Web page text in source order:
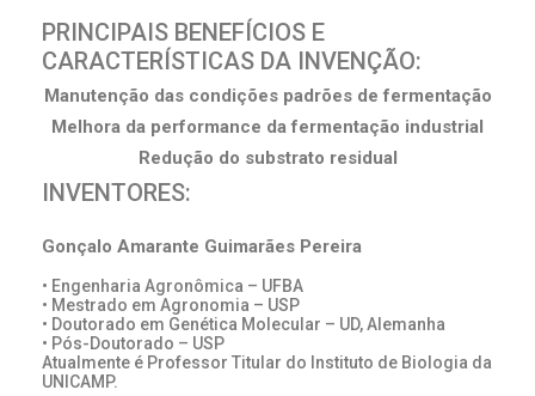
PRINCIPAIS BENEFÍCIOS E
CARACTERÍSTICAS DA INVENÇÃO:
Manutenção das condições padrões de fermentação
Melhora da performance da fermentação industrial
Redução do substrato residual
INVENTORES:
Gonçalo Amarante Guimarães Pereira
• Engenharia Agronômica – UFBA
• Mestrado em Agronomia – USP
• Doutorado em Genética Molecular – UD, Alemanha
• Pós-Doutorado – USP
Atualmente é Professor Titular do Instituto de Biologia da
UNICAMP.